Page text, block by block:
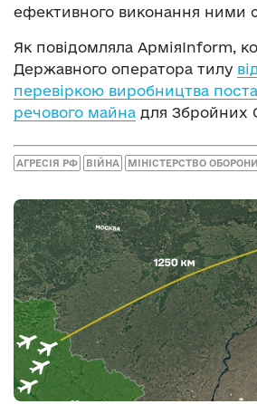
ефективного виконання ними
Як повідомляла АрміяInform,
Державного оператора тилу
перевіркою виробництва
речового майна для Збройних
АГРЕСІЯ РФ ВІЙНА МІНІСТЕРСТВО